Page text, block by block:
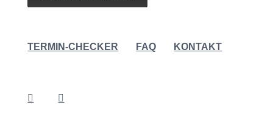
TERMIN-CHECKER FAQ KONTAKT